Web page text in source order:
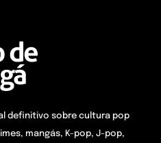
definitivo sobre cultura pop
mangás, K-pop, J-pop,